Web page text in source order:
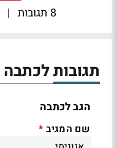
8 תגובות |
תגובות לכתבה
הגב לכתבה
שם המגיב *